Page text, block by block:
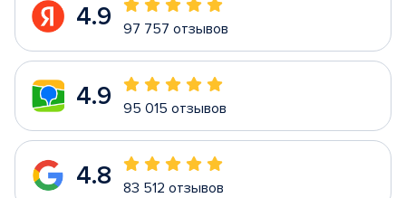
4.9 97 757 отзывов
4.9 95 015 отзывов
4.8 83 512 отзывов